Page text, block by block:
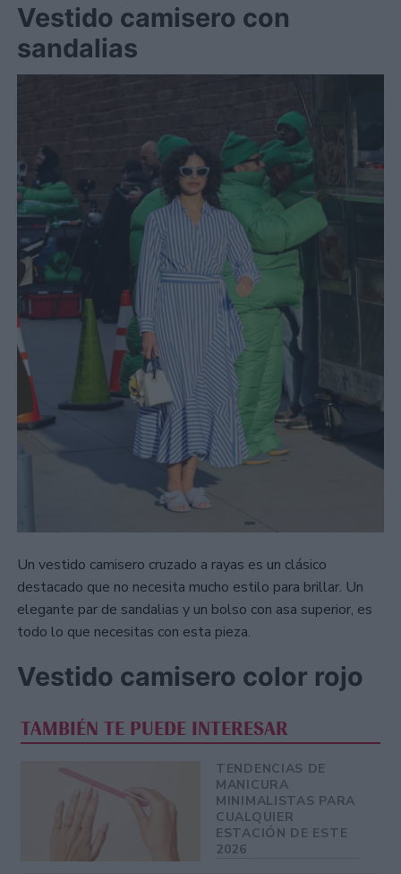
Vestido camisero con
sandalias
Un vestido camisero cruzado a rayas es un clásico
destacado que no necesita mucho estilo para brillar. Un
elegante par de sandalias y un bolso con asa superior, es
todo lo que necesitas con esta pieza.
Vestido camisero color rojo
TAMBIÉN TE PUEDE INTERESAR
TENDENCIAS DE
MANICURA
MINIMALISTAS PARA
CUALQUIER
ESTACIÓN DE ESTE
2026